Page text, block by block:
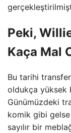
Peki,
Kaça Mal
Bu tarihi
oldukça yüksek
Günümüzdeki
komik gibi gelse
sayılır bir